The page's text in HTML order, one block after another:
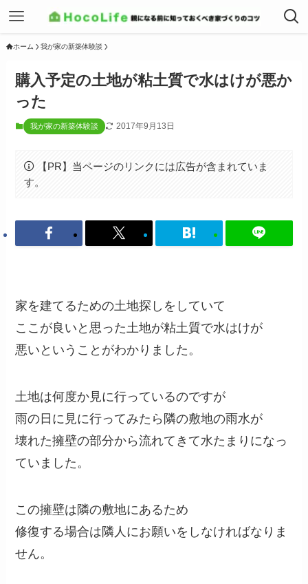
ホーム 我が家の新築体験談
購入予定の土地が粘土質で水はけが悪か
った
我が家の新築体験談 2017年9月13日
【PR】当ページのリンクには広告が含まれていま
す。
家を建てるための土地探しをしていて
ここが良いと思った土地が粘土質で水はけが
悪いということがわかりました。
土地は何度か見に行っているのですが
雨の日に見に行ってみたら隣の敷地の雨水が
壊れた擁壁の部分から流れてきて水たまりになっ
ていました。
この擁壁は隣の敷地にあるため
修復する場合は隣人にお願いをしなければなりま
せん。